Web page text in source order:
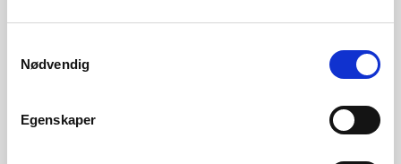
Nødvendig
Egenskaper